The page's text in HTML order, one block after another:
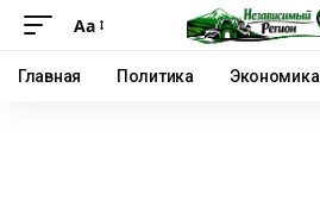
Аа
Главная Политика Экономика